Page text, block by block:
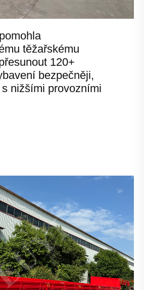
těžařskému
120+
bezpečněji,
nižšími provozními